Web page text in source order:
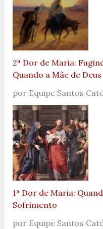
2ª Dor de Maria:
Quando a Mãe de
por Equipe Santos
1ª Dor de Maria:
Sofrimento
por Equipe Santos